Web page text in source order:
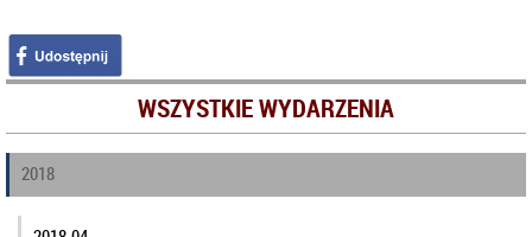
WSZYSTKIE WYDARZENIA
2018